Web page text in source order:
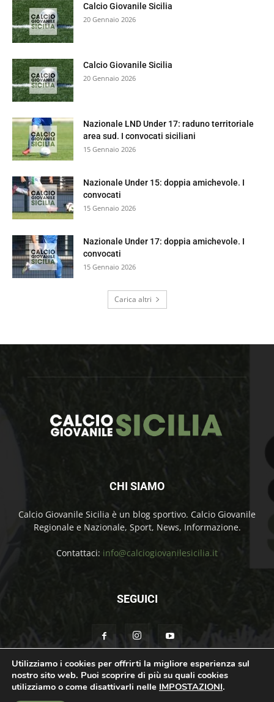
Calcio Giovanile Sicilia
20 Gennaio 2026
Calcio Giovanile Sicilia
20 Gennaio 2026
Nazionale LND Under 17: raduno territoriale
area sud. I convocati siciliani
15 Gennaio 2026
Nazionale Under 15: doppia amichevole. I
convocati
15 Gennaio 2026
Nazionale Under 17: doppia amichevole. I
convocati
15 Gennaio 2026
Carica altri
CHI SIAMO
Calcio Giovanile Sicilia è un blog sportivo. Calcio Giovanile
Regionale e Nazionale, Sport, News, Informazione.
Contattaci: info@calciogiovanilesicilia.it
SEGUICI
Chi Siamo Contatti Cookie Policy Privacy Policy
Utilizziamo i cookies per offrirti la migliore esperienza sul
nostro sito web. Puoi scoprire di più su quali cookies
utilizziamo o come disattivarli nelle IMPOSTAZIONI.